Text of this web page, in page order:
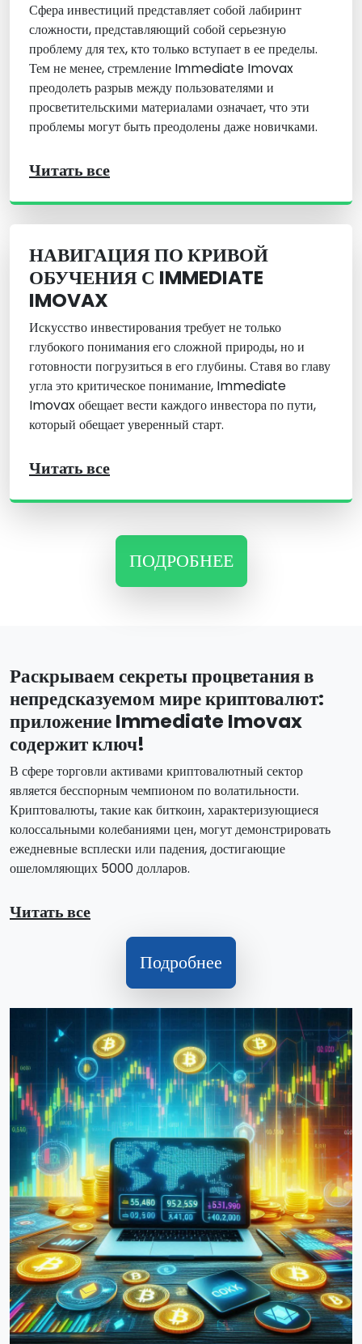
Сфера инвестиций представляет собой лабиринт
сложности, представляющий собой серьезную
проблему для тех, кто только вступает в ее пределы.
Тем не менее, стремление Immediate Imovax
преодолеть разрыв между пользователями и
просветительскими материалами означает, что эти
проблемы могут быть преодолены даже новичками.
Читать все
НАВИГАЦИЯ ПО КРИВОЙ
ОБУЧЕНИЯ С IMMEDIATE
IMOVAX
Искусство инвестирования требует не только
глубокого понимания его сложной природы, но и
готовности погрузиться в его глубины. Ставя во главу
угла это критическое понимание, Immediate
Imovax обещает вести каждого инвестора по пути,
который обещает уверенный старт.
Читать все
ПОДРОБНЕЕ
Раскрываем секреты процветания в
непредсказуемом мире криптовалют:
приложение Immediate Imovax
содержит ключ!
В сфере торговли активами криптовалютный сектор
является бесспорным чемпионом по волатильности.
Криптовалюты, такие как биткоин, характеризующиеся
колоссальными колебаниями цен, могут демонстрировать
ежедневные всплески или падения, достигающие
ошеломляющих 5000 долларов.
Читать все
Подробнее